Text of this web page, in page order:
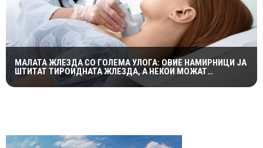
МАЛАТА ЖЛЕЗДА СО ГОЛЕМА УЛОГА: ОВИЕ НАМИРНИЦИ ЈА
ШТИТАТ ТИРОИДНАТА ЖЛЕЗДА, А НЕКОИ МОЖАТ
СЕРИОЗНО ДА Ѝ НАШТЕТАТ